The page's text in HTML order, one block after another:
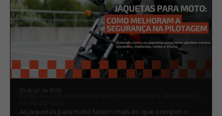
29 de jul. de 2026
As jaquetas para moto fazem mais do que compor o